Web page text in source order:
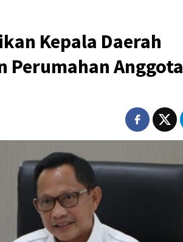
Kepala Daerah
Perumahan Anggota